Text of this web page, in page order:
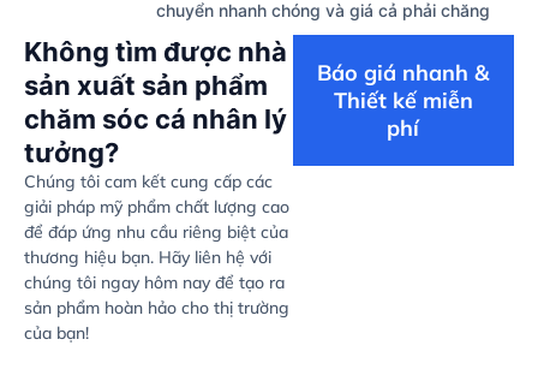
chuyển nhanh chóng và giá cả phải chăng
Không tìm được nhà
sản xuất sản phẩm
chăm sóc cá nhân lý
tưởng?
Chúng tôi cam kết cung cấp các
giải pháp mỹ phẩm chất lượng cao
để đáp ứng nhu cầu riêng biệt của
thương hiệu bạn. Hãy liên hệ với
chúng tôi ngay hôm nay để tạo ra
sản phẩm hoàn hảo cho thị trường
của bạn!
Báo giá nhanh &
Thiết kế miễn
phí